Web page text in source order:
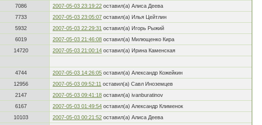
7086 2007-05-03 23:19:22 оставил(а) Алиса Деева
7733 2007-05-03 23:05:07 оставил(а) Илья Цейтлин
5932 2007-05-03 22:29:31 оставил(а) Игорь Рыжий
6019 2007-05-03 21:46:08 оставил(а) Милющенко Кира
14720 2007-05-03 21:00:14 оставил(а) Ирина Каменская
4744 2007-05-03 14:26:05 оставил(а) Александр Кожейкин
12956 2007-05-03 09:52:11 оставил(а) Савл Иноземцев
2147 2007-05-03 09:41:18 оставил(а) ivanburatinov
6167 2007-05-03 01:49:54 оставил(а) Александр Клименок
10103 2007-05-03 00:21:52 оставил(а) Алиса Деева